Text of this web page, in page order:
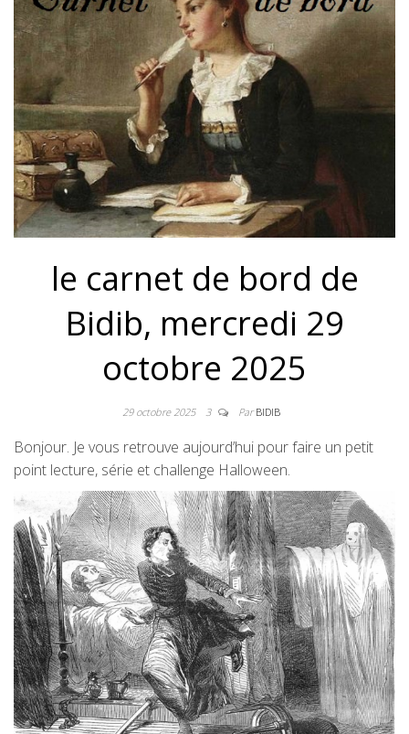
le carnet de bord de
Bidib, mercredi 29
octobre 2025
29 octobre 2025 3 ParBIDIB
Bonjour. Je vous retrouve aujourd’hui pour faire un petit
point lecture, série et challenge Halloween.